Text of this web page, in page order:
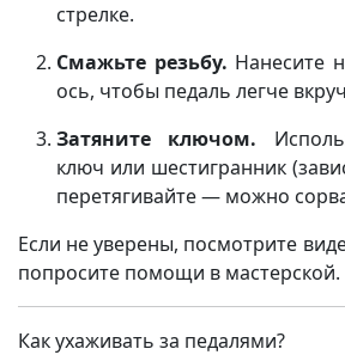
стрелке.
Смажьте резьбу. Нанесите
ось, чтобы педаль легче
Затяните ключом.
ключ или шестигранник
перетягивайте — можно
Если не уверены, посмотрите
попросите помощи в мастерской.
Как ухаживать за педалями?